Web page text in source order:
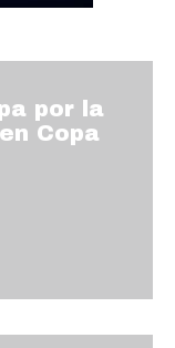
por la
Copa